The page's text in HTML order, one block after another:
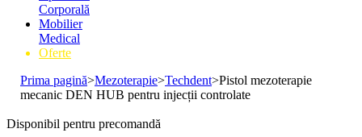
Corporală
Mobilier
Medical
Oferte
Prima pagină>Mezoterapie>Techdent>Pistol mezoterapie
mecanic DEN HUB pentru injecții controlate
Disponibil pentru precomandă